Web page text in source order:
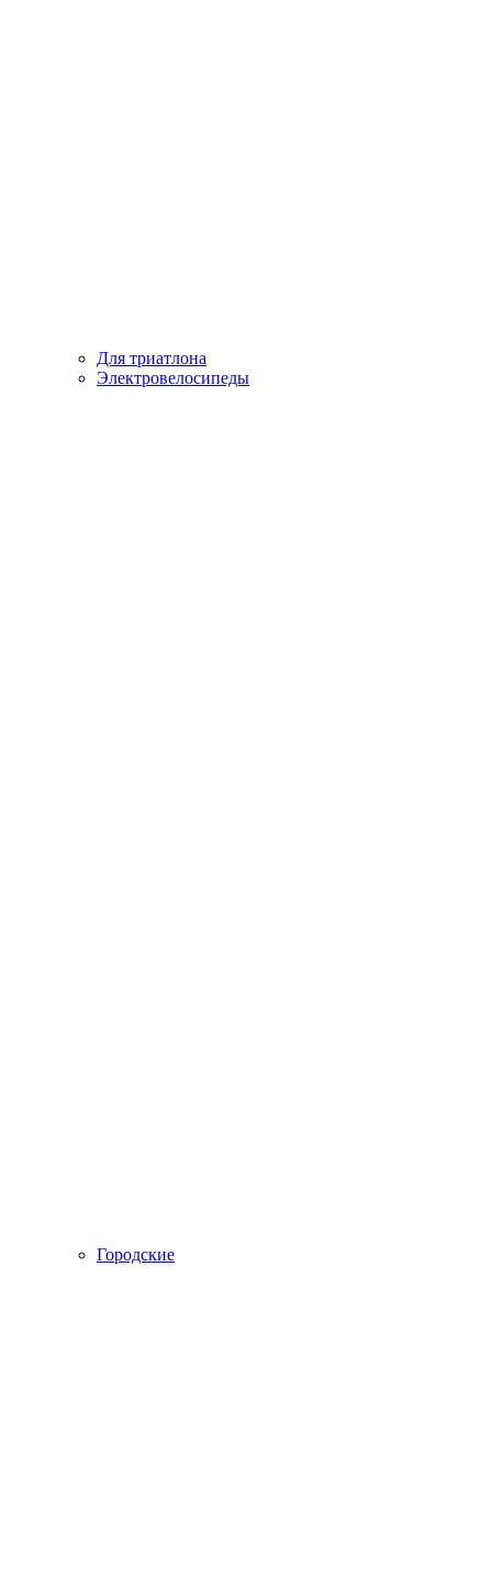
Для триатлона
Электровелосипеды
Городские